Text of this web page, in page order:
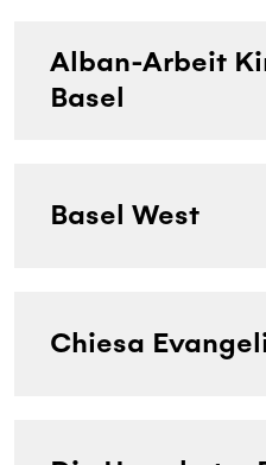
Alban-Arbeit
Basel
Basel West
Chiesa